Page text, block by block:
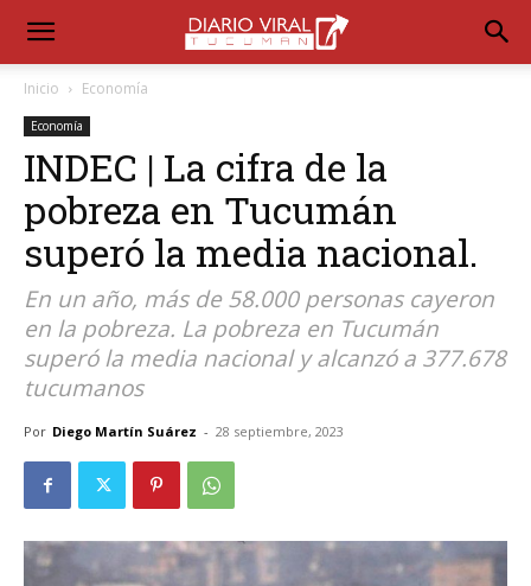
Inicio Economía
Economía
INDEC | La cifra de la
pobreza en Tucumán
superó la media nacional.
En un año, más de 58.000 personas cayeron
en la pobreza. La pobreza en Tucumán
superó la media nacional y alcanzó a 377.678
tucumanos
Por Diego Martín Suárez - 28 septiembre, 2023